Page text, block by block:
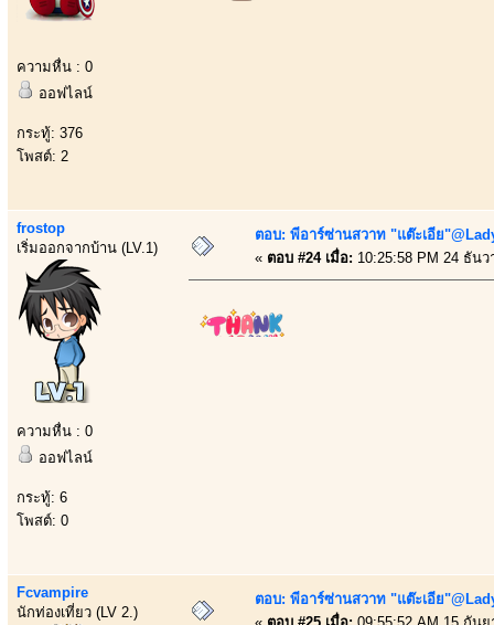
ความหื่น : 0
ออฟไลน์
กระทู้: 376
โพสต์: 2
frostop
เริ่มออกจากบ้าน (LV.1)
ความหื่น : 0
ออฟไลน์
กระทู้: 6
โพสต์: 0
ตอบ: พีอาร์ซ่านสวาท "แต๊ะเอีย
« ตอบ #24 เมื่อ: 10:25:58 PM 24 ธัน
Fcvampire
นักท่องเที่ยว (LV 2.)
ตอบ: พีอาร์ซ่านสวาท "แต๊ะเอีย